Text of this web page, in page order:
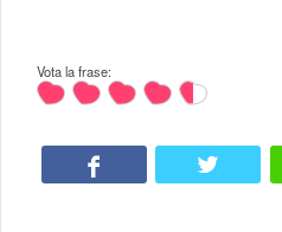
Vota la frase: